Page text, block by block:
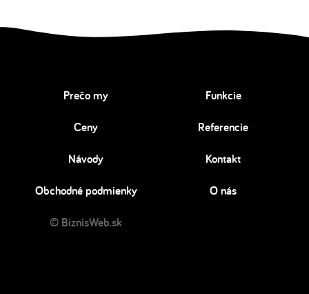
Prečo my Funkcie
Ceny Referencie
Návody Kontakt
Obchodné podmienky O nás
© BiznisWeb.sk